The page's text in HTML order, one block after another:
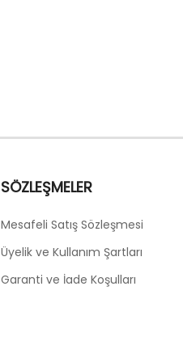
SÖZLEŞMELER
Mesafeli Satış Sözleşmesi
Üyelik ve Kullanım Şartları
Garanti ve İade Koşulları